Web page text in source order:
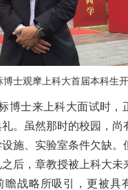
博士观摩上科大首届本科生
博士来上科大面试时，
。虽然那时的校园，尚
施、实验室条件欠缺。
后，章教授被上科大未
瞻战略所吸引，更被具